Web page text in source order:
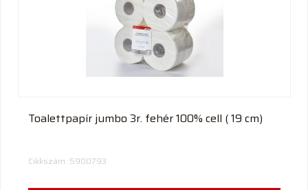
Toalettpapír jumbo 3r. fehér 100% cell ( 19 cm)
Cikkszám: 5900793